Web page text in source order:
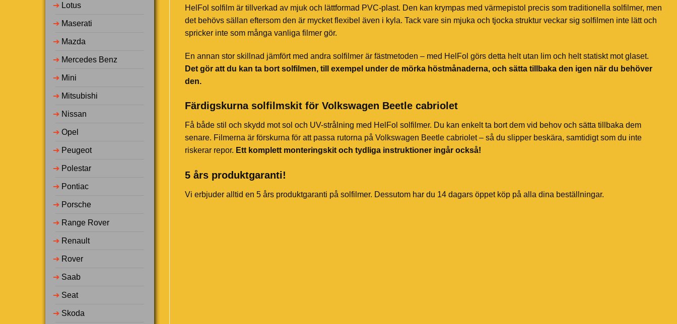
➔ Lotus
➔ Maserati
➔ Mazda
➔ Mercedes Benz
➔ Mini
➔ Mitsubishi
➔ Nissan
➔ Opel
➔ Peugeot
➔ Polestar
➔ Pontiac
➔ Porsche
➔ Range Rover
➔ Renault
➔ Rover
➔ Saab
➔ Seat
➔ Skoda
HelFol solfilm är tillverkad av mjuk och lättformad PVC-plast. Den kan krympas med värmepistol precis som traditionella solfilmer, men
det behövs sällan eftersom den är mycket flexibel även i kyla. Tack vare sin mjuka och tjocka struktur veckar sig solfilmen inte lätt och
spricker inte som många vanliga filmer gör.
En annan stor skillnad jämfört med andra solfilmer är fästmetoden – med HelFol görs detta helt utan lim och helt statiskt mot glaset.
Det gör att du kan ta bort solfilmen, till exempel under de mörka höstmånaderna, och sätta tillbaka den igen när du behöver
den.
Färdigskurna solfilmskit för Volkswagen Beetle cabriolet
Få både stil och skydd mot sol och UV-strålning med HelFol solfilmer. Du kan enkelt ta bort dem vid behov och sätta tillbaka dem
senare. Filmerna är förskurna för att passa rutorna på Volkswagen Beetle cabriolet – så du slipper beskära, samtidigt som du inte
riskerar repor. Ett komplett monteringskit och tydliga instruktioner ingår också!
5 års produktgaranti!
Vi erbjuder alltid en 5 års produktgaranti på solfilmer. Dessutom har du 14 dagars öppet köp på alla dina beställningar.